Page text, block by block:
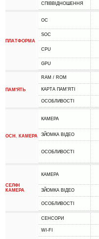
СПІВВІДНОШЕННЯ
ПЛАТФОРМА
ОС
SOC
CPU
GPU
ПАМ'ЯТЬ
RAM / ROM
КАРТА ПАМ'ЯТІ
ОСОБЛИВОСТІ
ОСН. КАМЕРА
КАМЕРА
ЗЙОМКА ВІДЕО
ОСОБЛИВОСТІ
СЕЛФІ
КАМЕРА
КАМЕРА
ЗЙОМКА ВІДЕО
ОСОБЛИВОСТІ
СЕНСОРИ
WI-FI